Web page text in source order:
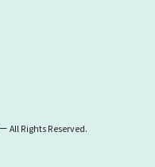
All Rights Reserved.